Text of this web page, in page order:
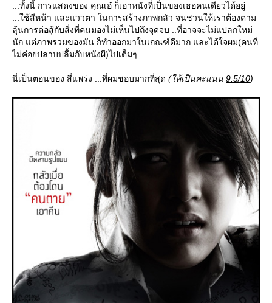
...ทั้งนี้ การแสดงของ คุณเอ๋ ก็เอาหนังที่เป็นของเธอคนเดียวได้อยู่
...ใช้สีหน้า และแววตา ในการสร้างภาพกลัว จนชวนให้เราต้องตาม
ลุ้นการต่อสู้กับสิ่งที่คนมองไม่เห็นไปถึงจุดจบ ..ที่อาจจะไม่แปลกใหม่
นัก แต่ภาพรวมของมัน ก็ทำออกมาในเกณฑ์ดีมาก และได้ใจผม(คนที่
ไม่ค่อยปลาบปลื้มกับหนังผี)ไปเต็มๆ
นี่เป็นตอนของ สี่แพร่ง ...ที่ผมชอบมากที่สุด (ให้เป็นคะแนน 9.5/10)